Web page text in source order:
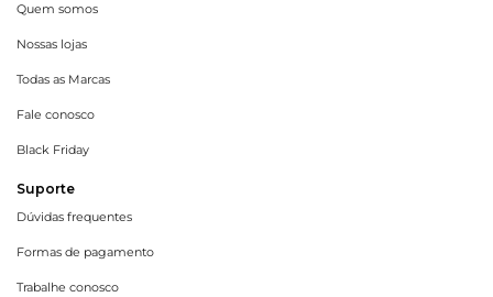
Quem somos
Nossas lojas
Todas as Marcas
Fale conosco
Black Friday
Suporte
Dúvidas frequentes
Formas de pagamento
Trabalhe conosco